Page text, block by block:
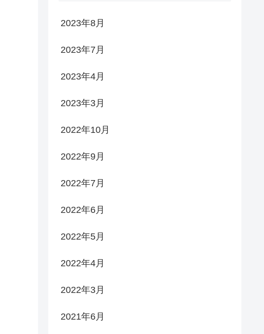
2023年8月
2023年7月
2023年4月
2023年3月
2022年10月
2022年9月
2022年7月
2022年6月
2022年5月
2022年4月
2022年3月
2021年6月